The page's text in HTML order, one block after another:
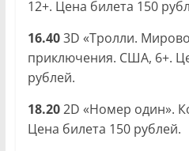
12+. Цена билета 150
16.403D «Тролли.
приключения. США, 6+.
рублей.
18.202D «Номер один».
Цена билета 150 рублей.